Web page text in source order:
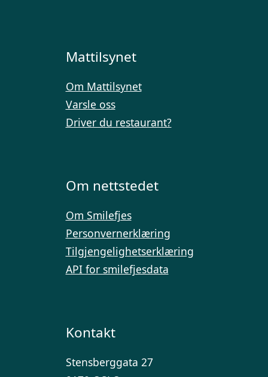
Mattilsynet
Om Mattilsynet
Varsle oss
Driver du restaurant?
Om nettstedet
Om Smilefjes
Personvernerklæring
Tilgjengelighetserklæring
API for smilefjesdata
Kontakt
Stensberggata 27